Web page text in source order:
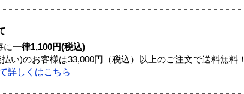
に一律1,100円(税込)
い)のお客様は33,000円（税込）以上のご注文で送料無料！
詳しくはこちら